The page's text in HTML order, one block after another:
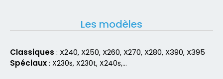
Les modèles
Classiques : X240, X250, X260, X270, X280, X390, X395
Spéciaux: X230s, X230t, X240s,…